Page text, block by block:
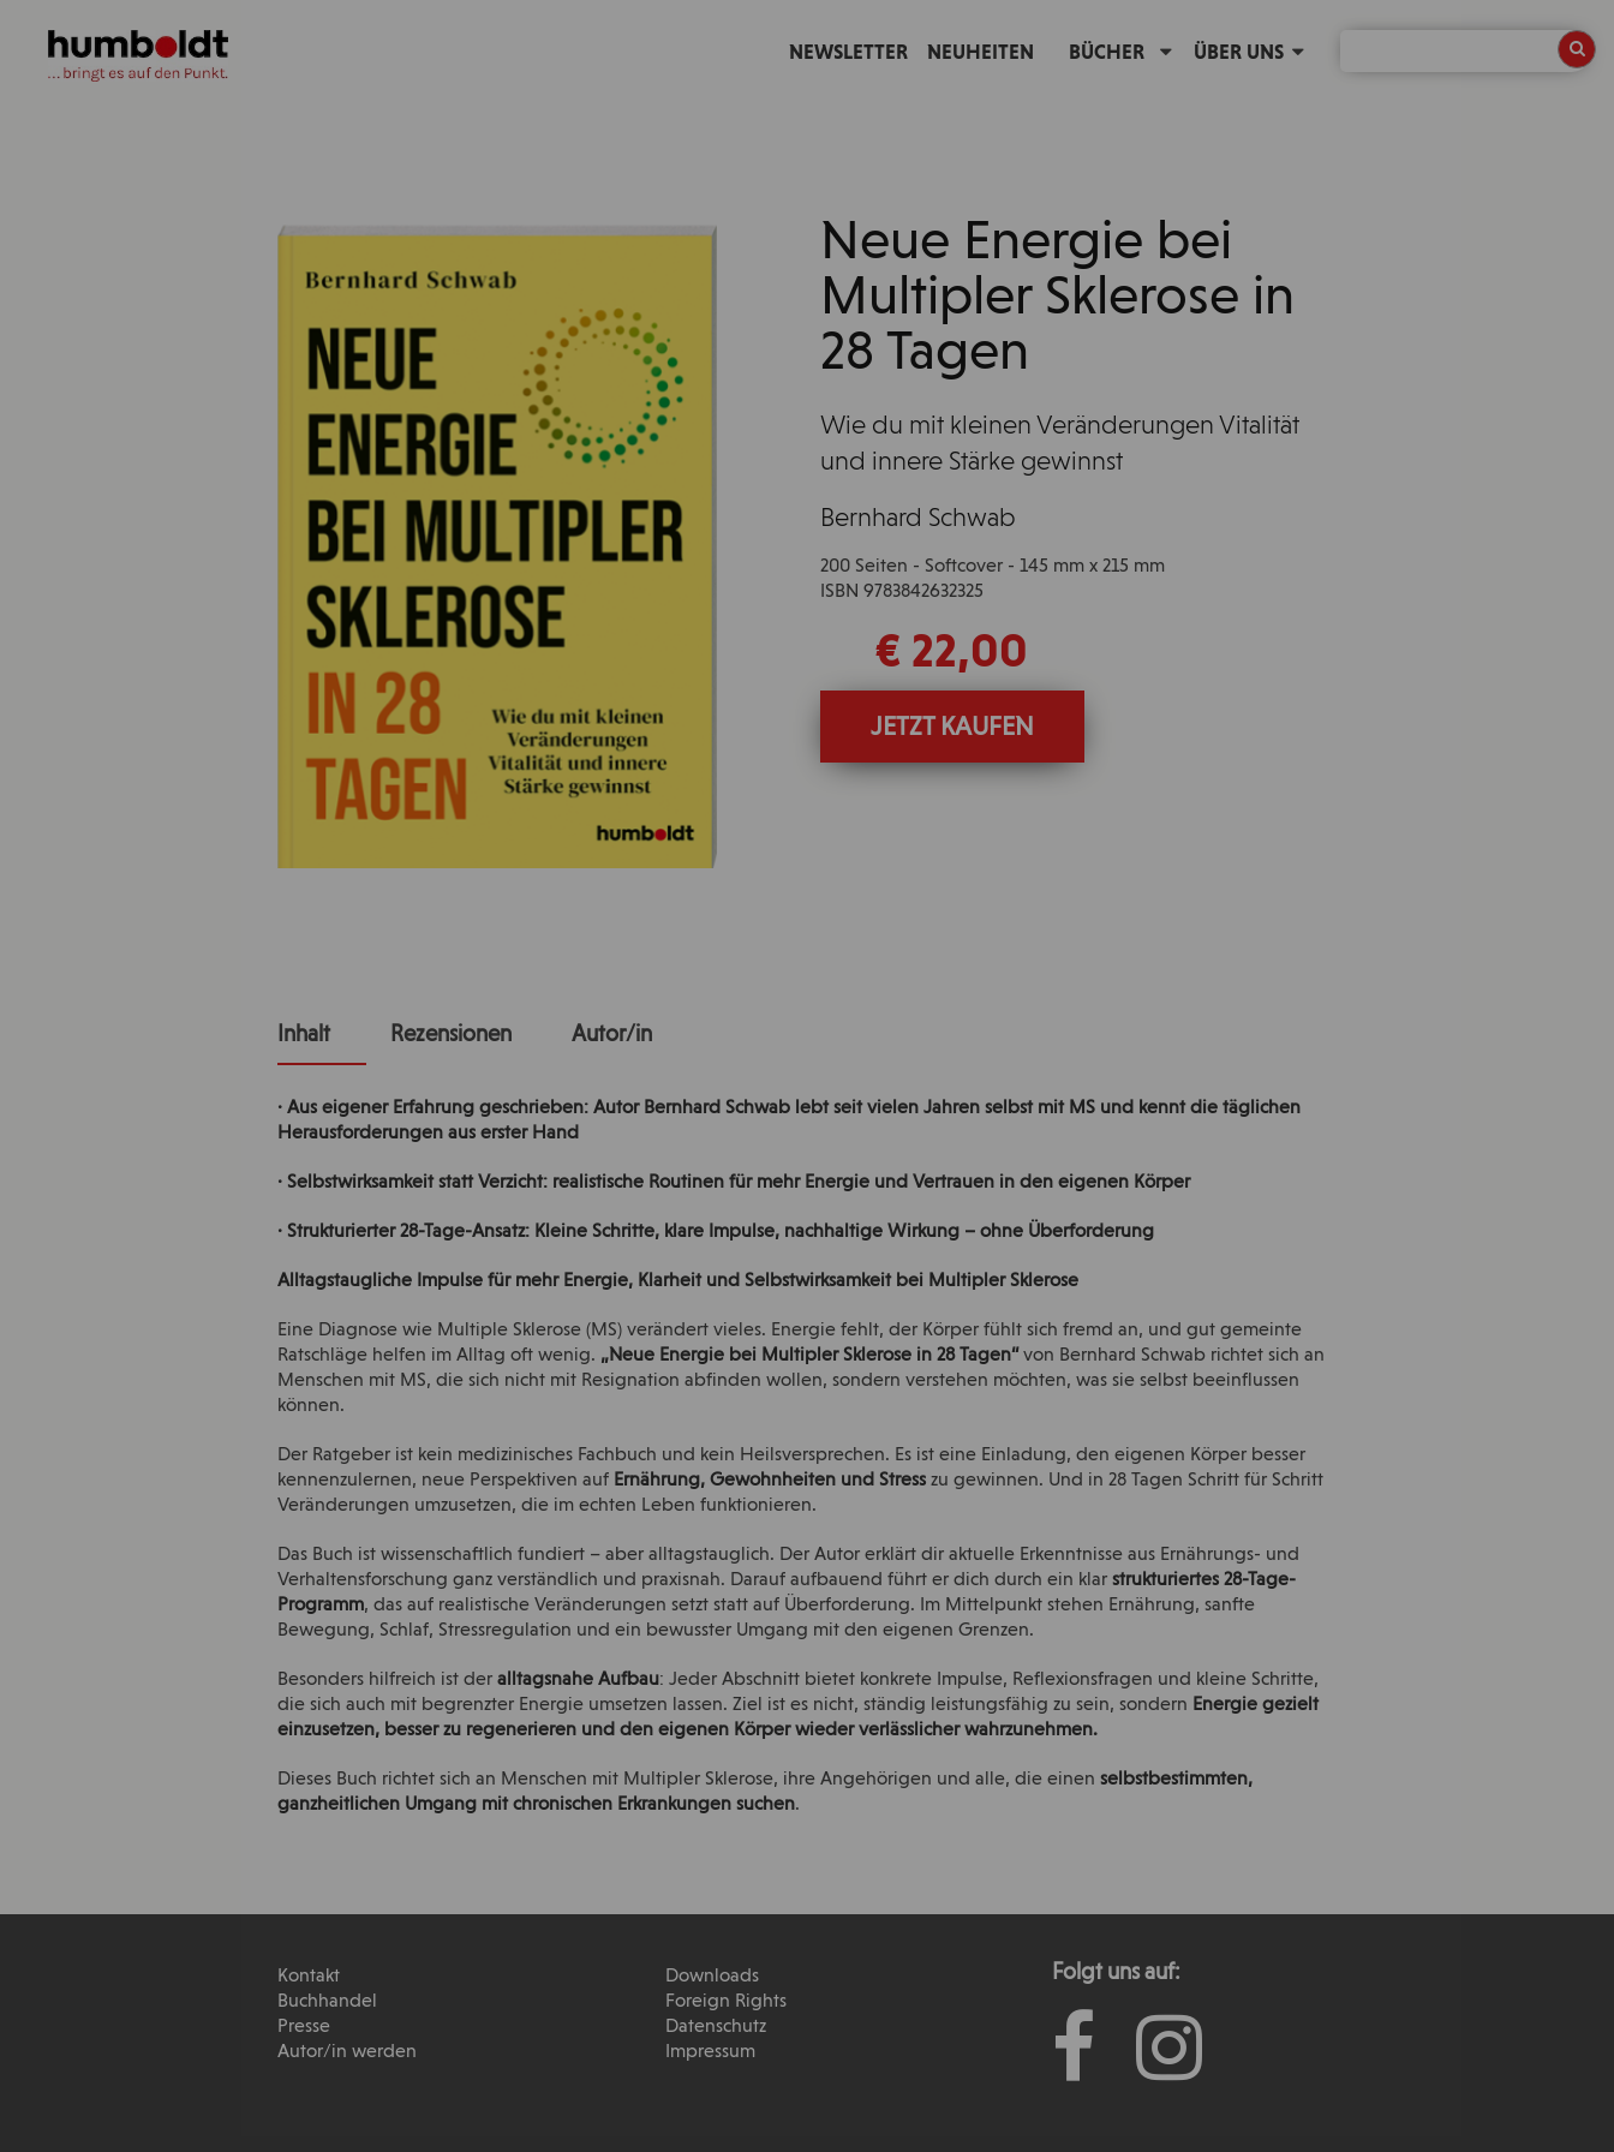
NEWSLETTER NEUHEITEN BÜCHER ÜBER UNS
Neue Energie bei
Multipler Sklerose in
28 Tagen
Wie du mit kleinen Veränderungen Vitalität
und innere Stärke gewinnst
Bernhard Schwab
200 Seiten - Softcover - 145 mm x 215 mm
ISBN 9783842632325
€ 22,00
JETZT KAUFEN
Inhalt Rezensionen Autor/in
· Aus eigener Erfahrung geschrieben: Autor Bernhard Schwab lebt seit vielen Jahren selbst mit MS und kennt die täglichen
Herausforderungen aus erster Hand
· Selbstwirksamkeit statt Verzicht: realistische Routinen für mehr Energie und Vertrauen in den eigenen Körper
· Strukturierter 28-Tage-Ansatz: Kleine Schritte, klare Impulse, nachhaltige Wirkung – ohne Überforderung
Alltagstaugliche Impulse für mehr Energie, Klarheit und Selbstwirksamkeit bei Multipler Sklerose
Eine Diagnose wie Multiple Sklerose (MS) verändert vieles. Energie fehlt, der Körper fühlt sich fremd an, und gut gemeinte
Ratschläge helfen im Alltag oft wenig. „Neue Energie bei Multipler Sklerose in 28 Tagen“ von Bernhard Schwab richtet sich an
Menschen mit MS, die sich nicht mit Resignation abfinden wollen, sondern verstehen möchten, was sie selbst beeinflussen
können.
Der Ratgeber ist kein medizinisches Fachbuch und kein Heilsversprechen. Es ist eine Einladung, den eigenen Körper besser
kennenzulernen, neue Perspektiven auf Ernährung, Gewohnheiten und Stress zu gewinnen. Und in 28 Tagen Schritt für Schritt
Veränderungen umzusetzen, die im echten Leben funktionieren.
Das Buch ist wissenschaftlich fundiert – aber alltagstauglich. Der Autor erklärt dir aktuelle Erkenntnisse aus Ernährungs- und
Verhaltensforschung ganz verständlich und praxisnah. Darauf aufbauend führt er dich durch ein klarstrukturiertes 28-Tage-
Programm, das auf realistische Veränderungen setzt statt auf Überforderung. Im Mittelpunkt stehen Ernährung, sanfte
Bewegung, Schlaf, Stressregulation und ein bewusster Umgang mit den eigenen Grenzen.
Besonders hilfreich ist deralltagsnahe Aufbau: Jeder Abschnitt bietet konkrete Impulse, Reflexionsfragen und kleine Schritte,
die sich auch mit begrenzter Energie umsetzen lassen. Ziel ist es nicht, ständig leistungsfähig zu sein, sondern Energie gezielt
einzusetzen, besser zu regenerieren und den eigenen Körper wieder verlässlicher wahrzunehmen.
Dieses Buch richtet sich an Menschen mit Multipler Sklerose, ihre Angehörigen und alle, die einenselbstbestimmten,
ganzheitlichen Umgang mit chronischen Erkrankungen suchen.
Folgt uns auf:
Kontakt
Buchhandel
Presse
Autor/in werden
Downloads
Foreign Rights
Datenschutz
Impressum